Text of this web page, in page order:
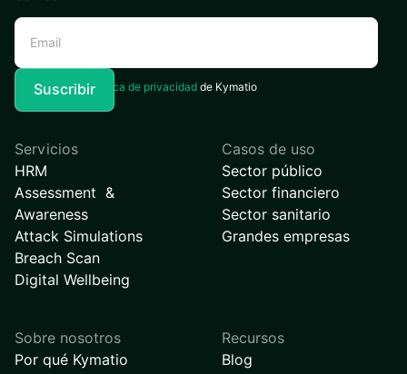
Acepto laPolítica de privacidad de Kymatio
Servicios
HRM
Assessment &
Awareness
Attack Simulations
Breach Scan
Digital Wellbeing
Casos de uso
Sector público
Sector financiero
Sector sanitario
Grandes empresas
Sobre nosotros
Por qué Kymatio
Recursos
Blog